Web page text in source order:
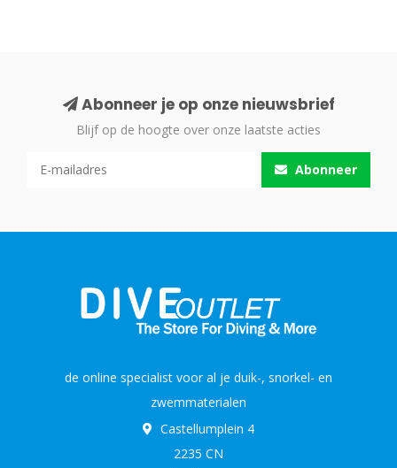
Abonneer je op onze nieuwsbrief
Blijf op de hoogte over onze laatste acties
Abonneer
de online specialist voor al je duik-, snorkel- en
zwemmaterialen
Castellumplein 4
2235 CN